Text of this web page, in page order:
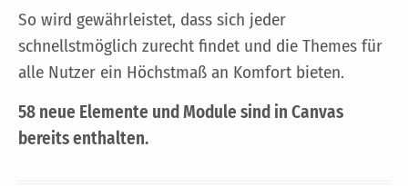
So wird gewährleistet, dass sich jeder
schnellstmöglich zurecht findet und die Themes für
alle Nutzer ein Höchstmaß an Komfort bieten.
58 neue Elemente und Module sind in Canvas
bereits enthalten.